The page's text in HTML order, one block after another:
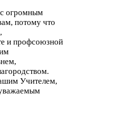
огромным
потому что
и профсоюзной
Учителем,